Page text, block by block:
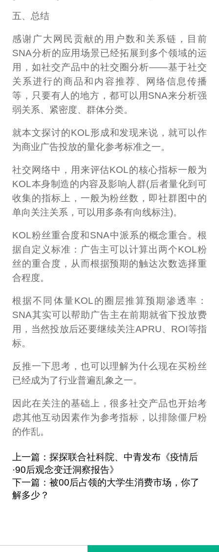
五、总结
感谢广大网民贡献的用户数和关系链，目前
SNA分析的应用场景已经拓展到多个领域的运
用，如社交产品中的社交圈分析——基于社交
关系进行的商品和内容推荐、网络信息传播
等，只要有人的地方，都可以用SNA来分析强
弱关系、紧密度、群体分类。
就本文探讨的KOL形成和发现来说，就可以作
为商业广告投放的量化参考标准之一。
社交网络中，用来评估KOL的核心指标一般为
KOL本身制造的内容及影响人群(后者量化到可
收集的指标上，一般为粉丝数，即社群图中的
单向关注关系，可以用多条有向线标注)。
KOL粉丝重合度和SNA中派系的概念重合。根
据自定义标准：广告主可以计算出两个KOL粉
丝的重合度，从而根据预期的触达次数选择重
合程度。
根据不同体量KOL的圈层推算预期渗透率：
SNA其实可以帮助广告主在前期就省下投放费
用，当然投放后还要继续关注APRU、ROI等指
标。
反推一下思考，也可以理解为什么现在买粉丝
已经成为了行业普遍乱象之一。
因此在关注的基础上，很多社交产品也开始考
虑其他互动因素作为参考指标，以排除僵尸粉
的作乱。
上一篇：探探联合社科院、中青发布《疫情后
·90后观念变迁洞察报告》
下一篇：被00后占领的大学生消费市场，你了
解多少？